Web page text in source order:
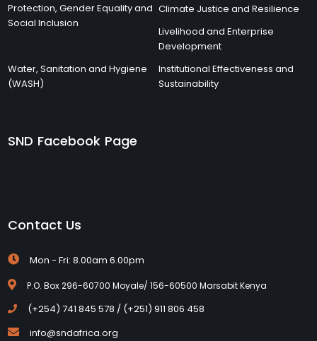
Protection, Gender Equality and
Social Inclusion
Climate Justice and Resilience
Livelihood and Enterprise
Development
Water, Sanitation and Hygiene
(WASH)
Institutional Effectiveness and
Sustainability
SND Facebook Page
Contact Us
Mon - Fri: 8.00am 6.00pm
P.O. Box 296-60700 Moyale/ 156-60500 Marsabit Kenya
(+254) 741 845 578 / (+251) 911 806 458
info@sndafrica.org